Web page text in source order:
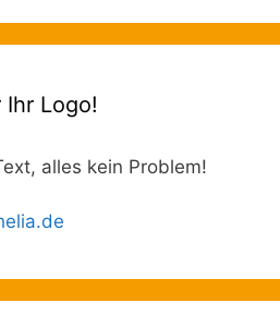
Logo!
alles kein Problem!